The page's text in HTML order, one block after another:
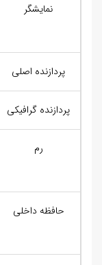
نمایشگر
پردازنده اصلی
پردازنده گرافیکی
رم
حافظه داخلی